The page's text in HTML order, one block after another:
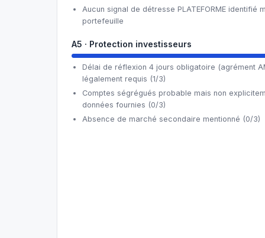
Aucun signal de détresse PLATEFORME identifié
portefeuille
A5 · Protection investisseurs
Délai de réflexion 4 jours obligatoire (agrément
légalement requis (1/3)
Comptes ségrégués probable mais non
données fournies (0/3)
Absence de marché secondaire mentionné (0/3)